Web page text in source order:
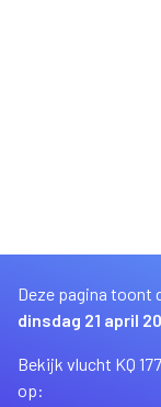
Deze pagina toont
dinsdag 21 april
Bekijk vlucht KQ
op: